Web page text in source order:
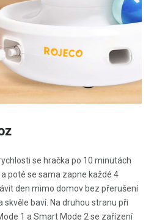
se hračka po 10 minutách
poté se sama zapne každé 4
den mimo domov bez přerušení
skvěle baví. Na druhou stranu při
1 a Smart Mode 2 se zařízení